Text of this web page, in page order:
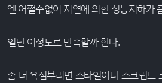
엔 어쩔수없이 지연에 의한 성능저하가
일단 이정도로 만족할까 한다.
좀 더 욕심부리면 스타일이나 스크립트